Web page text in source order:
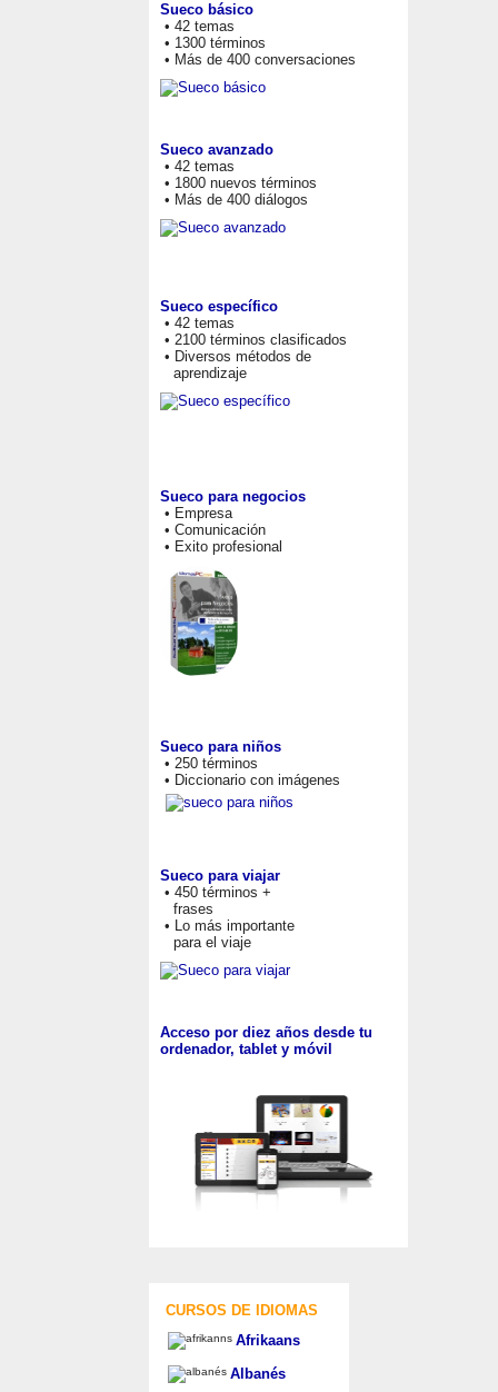
Sueco básico
• 42 temas
• 1300 términos
• Más de 400 conversaciones
Sueco avanzado
• 42 temas
• 1800 nuevos términos
• Más de 400 diálogos
Sueco específico
• 42 temas
• 2100 términos clasificados
• Diversos métodos de
aprendizaje
Sueco para negocios
• Empresa
• Comunicación
• Exito profesional
Sueco para niños
• 250 términos
• Diccionario con imágenes
Sueco para viajar
• 450 términos +
frases
• Lo más importante
para el viaje
Acceso por diez años desde tu
ordenador, tablet y móvil
CURSOS DE IDIOMAS
Afrikaans
Albanés